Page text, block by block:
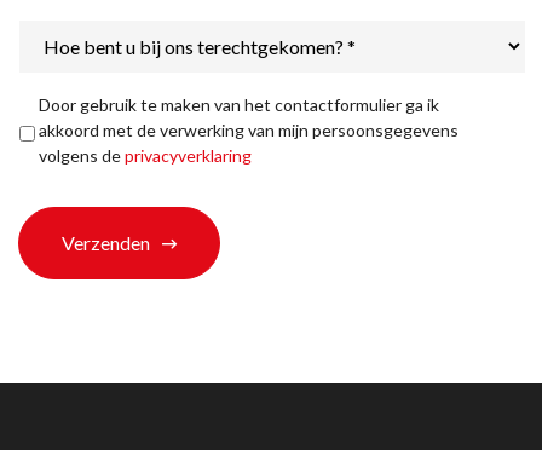
bent
ons
terechtgekomen?
Privacyverklaring *
Door gebruik te maken van het contactformulier ga ik
akkoord met de verwerking van mijn persoonsgegevens
volgens deprivacyverklaring
Verzenden